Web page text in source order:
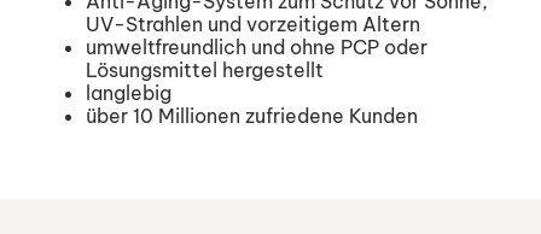
UV-Strahlen und vorzeitigem Altern
umweltfreundlich und ohne PCP oder
Lösungsmittel hergestellt
langlebig
über 10 Millionen zufriedene Kunden